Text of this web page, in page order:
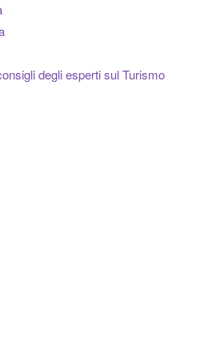
degli esperti sul Turismo